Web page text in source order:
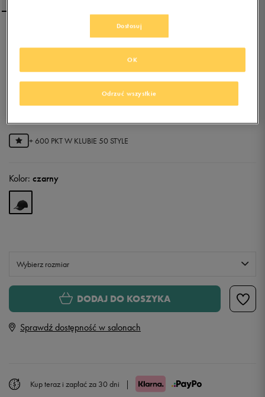
NEW ERA CZAPKA MLB
9FORTY NEW YORK
BLK/BL
+ 600 PKT W KLUBIE 50 STYLE
Kolor: czarny
Wybierz rozmiar
Rozmiary EU Rozmiary US
ONE SIZE
DODAJ DO KOSZYKA
Sprawdź dostępność w salonach
Kup teraz i zapłać za 30 dni |
Dostosuj
Odrzuć wszystkie
OK